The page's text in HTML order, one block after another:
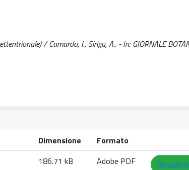
/ Camarda, I., Sirigu, A.. - In: GIORNALE
Dimensione
Formato
186.71 kB Adobe PDF